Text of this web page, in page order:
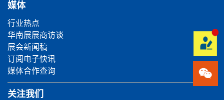
媒体
行业热点
华南展展商访谈
展会新闻稿
订阅电子快讯
媒体合作查询
关注我们